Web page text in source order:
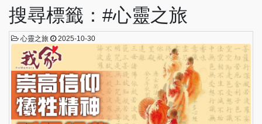
搜尋標籤：#心靈之旅
心靈之旅 2025-10-30